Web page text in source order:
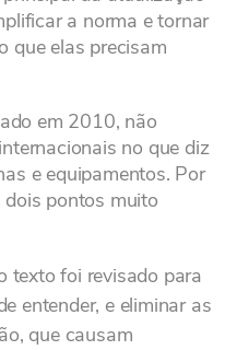
a norma e tornar
que elas precisam
em 2010, não
no que diz
e equipamentos. Por
pontos muito
texto foi revisado para
entender, e eliminar as
que causam